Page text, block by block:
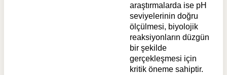
araştırmalarda ise pH
seviyelerinin doğru
ölçülmesi, biyolojik
reaksiyonların düzgün
bir şekilde
gerçekleşmesi için
kritik öneme sahiptir.